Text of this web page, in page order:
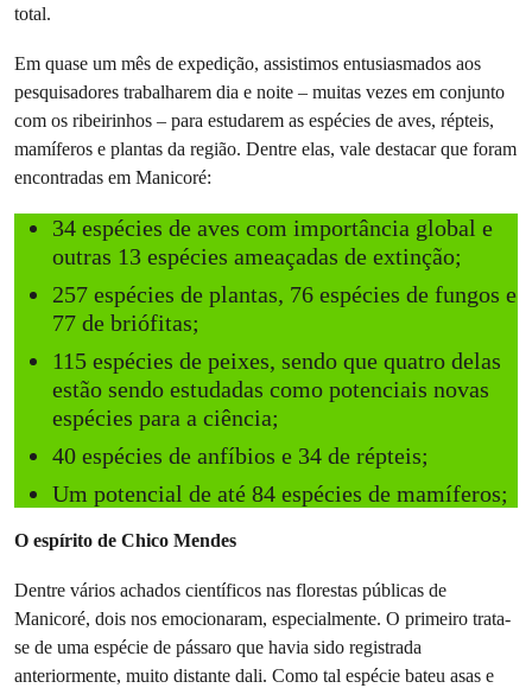
total.
Em quase um mês de expedição, assistimos entusiasmados aos
pesquisadores trabalharem dia e noite – muitas vezes em conjunto
com os ribeirinhos – para estudarem as espécies de aves, répteis,
mamíferos e plantas da região. Dentre elas, vale destacar que foram
encontradas em Manicoré:
34 espécies de aves com importância global e
outras 13 espécies ameaçadas de extinção;
257 espécies de plantas, 76 espécies de fungos e
77 de briófitas;
115 espécies de peixes, sendo que quatro delas
estão sendo estudadas como potenciais novas
espécies para a ciência;
40 espécies de anfíbios e 34 de répteis;
Um potencial de até 84 espécies de mamíferos;
O espírito de Chico Mendes
Dentre vários achados científicos nas florestas públicas de
Manicoré, dois nos emocionaram, especialmente. O primeiro trata-
se de uma espécie de pássaro que havia sido registrada
anteriormente, muito distante dali. Como tal espécie bateu asas e